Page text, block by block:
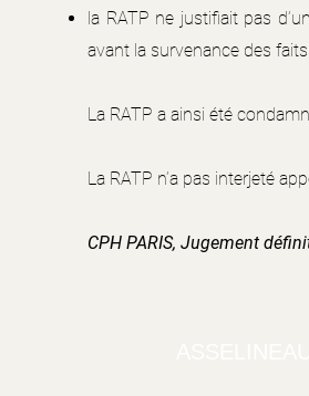
la RATP ne justifiait pas
avant la survenance des faits.
La RATP a ainsi été
La RATP n’a pas interjeté
CPH PARIS, Jugement